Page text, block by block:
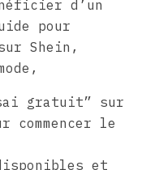
d’un
pour
Shein,
gratuit” sur
commencer le
et